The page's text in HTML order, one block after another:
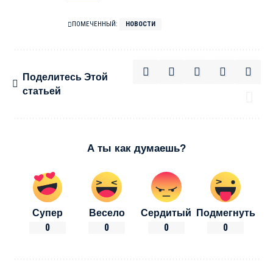
ПОМЕЧЕННЫЙ: НОВОСТИ
Поделитесь Этой
статьей
А ты как думаешь?
Супер
0
Весело
0
Сердитый
0
Подмегнуть
0